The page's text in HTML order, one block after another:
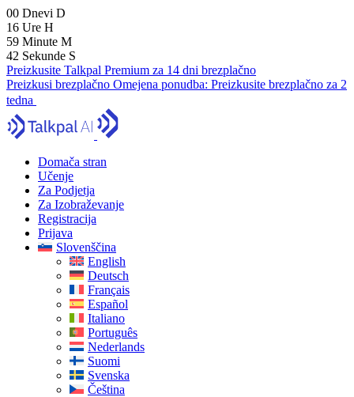
00 Dnevi D
16 Ure H
59 Minute M
41 Sekunde S
Preizkusite Talkpal Premium za 14 dni brezplačno
Preizkusi brezplačno Omejena ponudba: Preizkusite brezplačno za 2
tedna
Domača stran
Učenje
Za Podjetja
Za Izobraževanje
Registracija
Prijava
Slovenščina
English
Deutsch
Français
Español
Italiano
Português
Nederlands
Suomi
Svenska
Čeština